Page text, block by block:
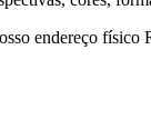
endereço